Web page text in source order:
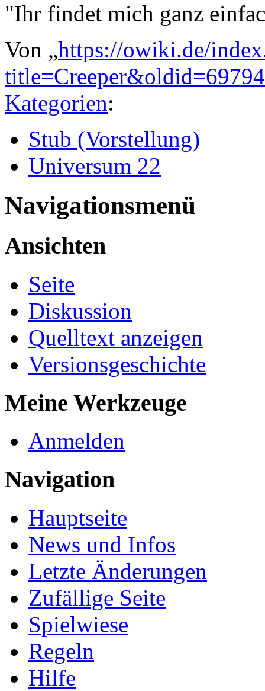
"Ihr findet mich ganz
Von „https://owiki.de/
title=Creeper&oldid=69794
Kategorien:
Stub (Vorstellung)
Universum 22
Navigationsmenü
Ansichten
Seite
Diskussion
Quelltext anzeigen
Versionsgeschichte
Meine Werkzeuge
Anmelden
Navigation
Hauptseite
News und Infos
Letzte Änderungen
Zufällige Seite
Spielwiese
Regeln
Hilfe